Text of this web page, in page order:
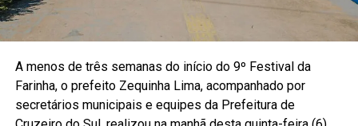
A menos de três semanas do início do 9º Festival da
Farinha, o prefeito Zequinha Lima, acompanhado por
secretários municipais e equipes da Prefeitura de